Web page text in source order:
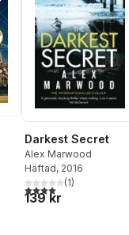
Darkest Secret
Alex Marwood
Häftad, 2016
4,0utav 5 stjärnor.
(1)
139 kr